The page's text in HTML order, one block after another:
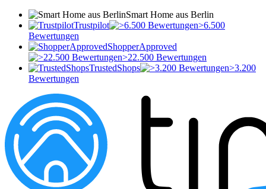
Smart Home aus Berlin
Trustpilot
>6.500
Bewertungen
ShopperApproved
>22.500 Bewertungen
TrustedShops
>3.200
Bewertungen